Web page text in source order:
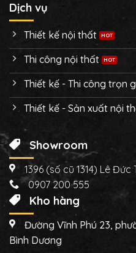
Dịch vụ
Thiết kế nội thất
Thi công nội thất
Thiết kế - Thi công trọn
Thiết kế - Sản xuất nội
Showroom
1396 (số cũ 1314) Lê Đức
0907 200 555
Kho hàng
Đường Vĩnh Phú 23,
Bình Dương